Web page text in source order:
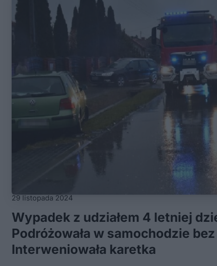
29 listopada 2024
Wypadek z udziałem 4 letniej
Podróżowała w samochodzie
Interweniowała karetka